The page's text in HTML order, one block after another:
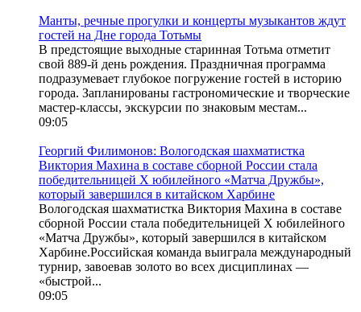
Манты, речные прогулки и концерты музыкантов ждут
гостей на Дне города Тотьмы
В предстоящие выходные старинная Тотьма отметит
свой 889-й день рождения. Праздничная программа
подразумевает глубокое погружение гостей в историю
города. Запланированы гастрономические и творческие
мастер-классы, экскурсии по знаковым местам...
09:05
Георгий Филимонов: Вологодская шахматистка
Виктория Махина в составе сборной России стала
победительницей X юбилейного «Матча Дружбы»,
который завершился в китайском Харбине
Вологодская шахматистка Виктория Махина в составе
сборной России стала победительницей X юбилейного
«Матча Дружбы», который завершился в китайском
Харбине.Российская команда выиграла международный
турнир, завоевав золото во всех дисциплинах —
«быстрой...
09:05